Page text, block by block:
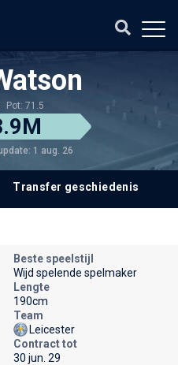
Pot: 71.5
1 aug. 26
Transfer geschiedenis
Beste speelstijl
Wijd spelende spelmaker
Lengte
190cm
Team
Leicester
Contract tot
30 jun. 29